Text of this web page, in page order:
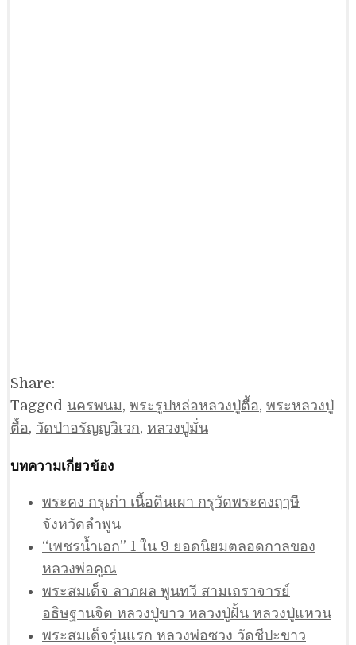
Share:
Tagged นครพนม, พระรูปหล่อหลวงปู่ตื้อ, พระหลวงปู่
ตื้อ, วัดป่าอรัญญวิเวก, หลวงปู่มั่น
บทความเกี่ยวข้อง
พระคง กรุเก่า เนื้อดินเผา กรุวัดพระคงฤๅษี
จังหวัดลำพูน
“เพชรน้ำเอก” 1 ใน 9 ยอดนิยมตลอดกาลของ
หลวงพ่อคูณ
พระสมเด็จ ลาภผล พูนทวี สามเถราจารย์
อธิษฐานจิต หลวงปู่ขาว หลวงปู่ฝั้น หลวงปู่แหวน
พระสมเด็จรุ่นแรก หลวงพ่อซวง วัดชีปะขาว